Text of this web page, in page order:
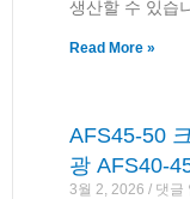
생산할 수 있습
Read More »
AFS45-50
광 AFS40-
3월 2, 2026 댓글